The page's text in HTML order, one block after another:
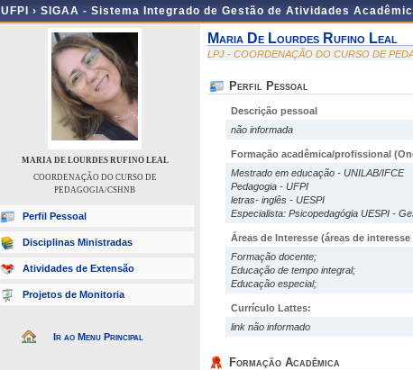
UFPI › SIGAA - Sistema Integrado de Gestão de Atividades
MARIA DE LOURDES RUFINO LEAL
COORDENAÇÃO DO CURSO DE
PEDAGOGIA/CSHNB
Perfil Pessoal
Disciplinas Ministradas
Atividades de Extensão
Projetos de Monitoria
Ir ao Menu Principal
Maria De Lourdes Rufino Leal
LPJ - COORDENAÇÃO DO CURSO DE
Perfil Pessoal
Descrição pessoal
não informada
Formação acadêmica/profissional
Mestrado em educação - UNILAB/IFCE
Pedagogia - UFPI
letras- inglês - UESPI
Especialista: Psicopedagógia UESPI -
Áreas de Interesse (áreas de
Formação docente;
Educação de tempo integral;
Educação especial;
Currículo Lattes:
link não informado
Formação Acadêmica